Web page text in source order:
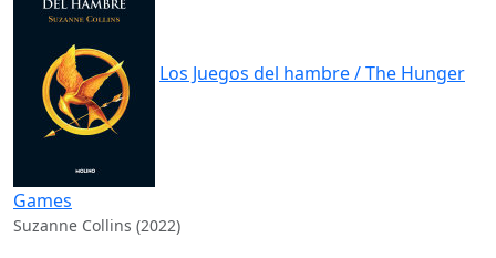
Los Juegos del hambre / The Hunger
Games
Suzanne Collins (2022)